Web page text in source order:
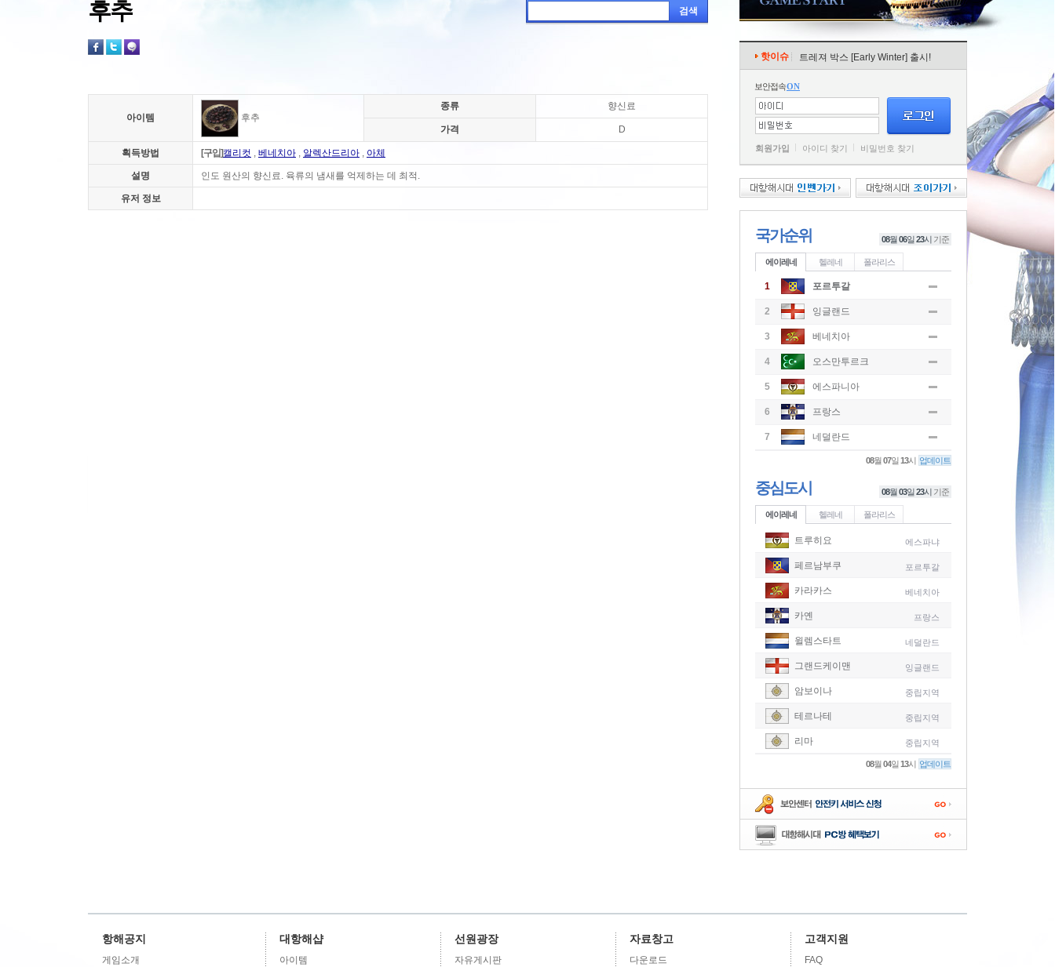
후추 검색
아이템 후추
종류 향신료
가격 D
획득방법 [구입]캘리컷 , 베네치아 , 알렉산드리아 , 아체
설명 인도 원산의 향신료. 육류의 냄새를 억제하는 데 최적.
유저 정보
핫이슈 트레져 박스 [Early Winter] 출시!
보안접속ON
회원가입 아이디 찾기 비밀번호 찾기
국가순위 08월 06일 23시 기준
에이레네 헬레네 폴라리스
1 포르투갈
2 잉글랜드
3 베네치아
4 오스만투르크
5 에스파니아
6 프랑스
-
7 네덜란드
08월07일13시 업데이트
중심도시 08월 03일 23시 기준
에이레네 헬레네 폴라리스
트루히요 에스파냐
페르남부쿠 포르투갈
카라카스 베네치아
카옌 프랑스
윌렘스타트 네덜란드
그랜드케이맨 잉글랜드
암보이나 중립지역
테르나테 중립지역
리마 중립지역
08월04일13시 업데이트
항해공지
게임소개
대항해샵
아이템
선원광장
자유게시판
자료창고
다운로드
고객지원
FAQ